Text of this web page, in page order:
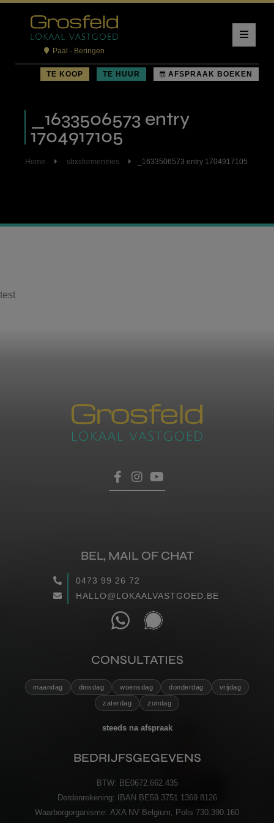
Contacteer ons
voor een afspraak
Laat hier uw gegevens achter, dan nemen wij zo
snel mogelijk contact met u op.
VERZENDEN
Paal - Beringen
TE KOOP TE HUUR AFSPRAAK BOEKEN
HOME
WAARGEMAAKT
RECENSIES
_1633506573 entry
1704917105
Home sbxsformentries _1633506573 entry 1704917105
test
BEL, MAIL OF CHAT
0473 99 26 72
HALLO@LOKAALVASTGOED.BE
CONSULTATIES
maandag dinsdag woensdag donderdag vrijdag
zaterdag zondag
steeds na afspraak
BEDRIJFSGEGEVENS
BTW: BE0672.662.435
Derdenrekening:
IBAN BE59 3751 1369 8126
Waarborgorganisme: AXA NV Belgium, Polis 730.390.160